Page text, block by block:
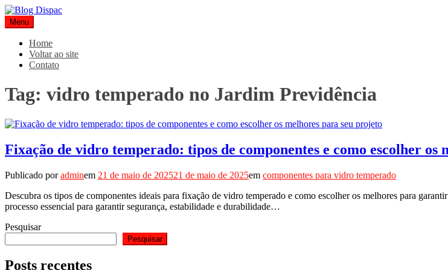
Pular
para
o
conteúdo
Blog Dispac
Soluções completas em ferros e esquadrias
Menu
Home
Voltar ao site
Contato
Tag: vidro temperado no Jardim Previdência
Fixação de vidro temperado: tipos de componentes e como escolher os
Publicado poradminem 21 de maio de 202521 de maio de 2025em componentes para vidro temperado
Descubra os tipos de componentes ideais para fixação de vidro temperado e como escolher os melhores para
processo essencial para garantir segurança, estabilidade e durabilidade…
Pesquisar
Pesquisar
Posts recentes